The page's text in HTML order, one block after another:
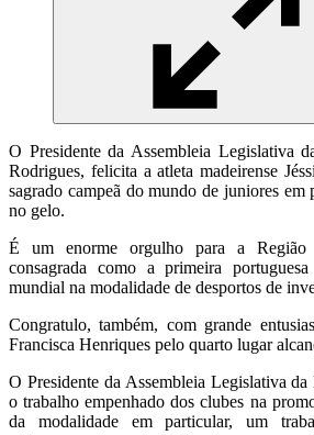
O Presidente da Assembleia Legislativa
Rodrigues, felicita a atleta madeirense
sagrado campeã do mundo de juniores em
no gelo.
É um enorme orgulho para a Região
consagrada como a primeira
mundial na modalidade de desportos de
Congratulo, também, com grande
Francisca Henriques pelo quarto lugar
O Presidente da Assembleia Legislativa da
o trabalho empenhado dos clubes na
da modalidade em particular, um